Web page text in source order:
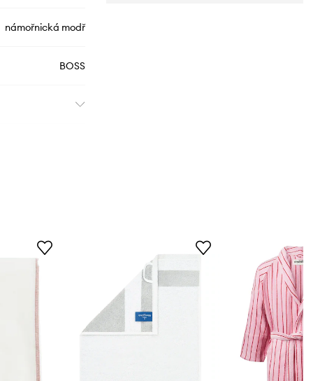
námořnická modř
BOSS